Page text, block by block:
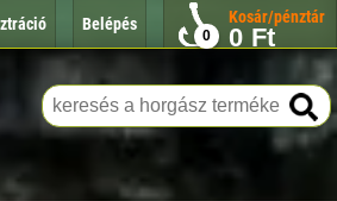
0
Kosár/pénztár
0 Ft
Belépés